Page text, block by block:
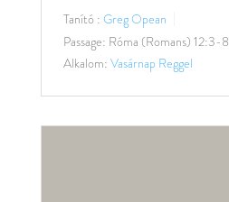
Tanító : Greg Opean
Passage: Róma (Romans) 12:3-8
Alkalom: Vasárnap Reggel